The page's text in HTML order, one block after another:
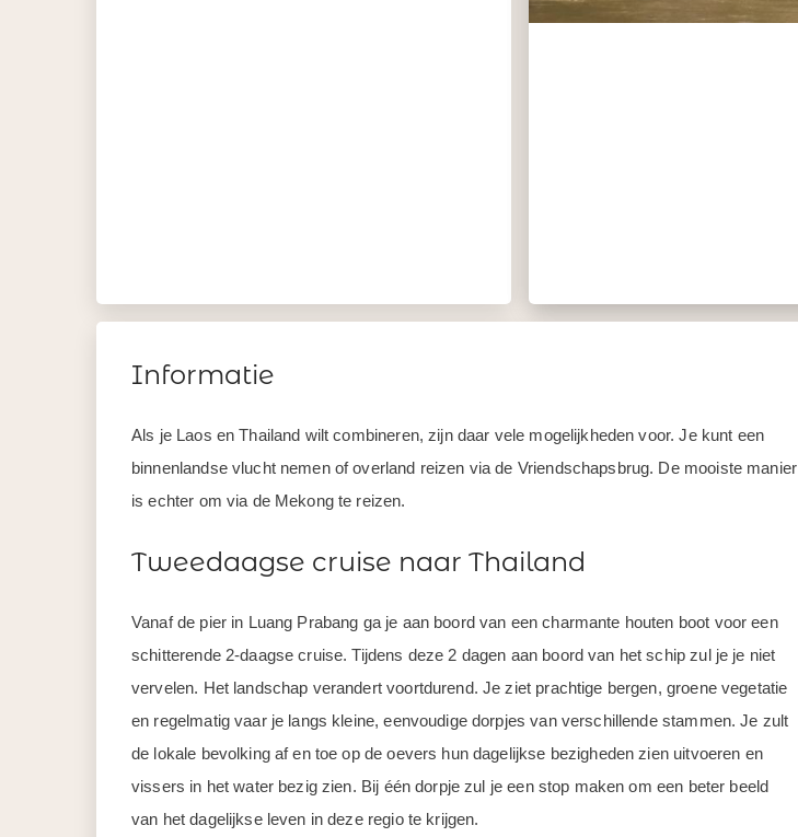
Informatie
Als je Laos en Thailand wilt combineren, zijn daar vele mogelijkheden voor. Je kunt een
binnenlandse vlucht nemen of overland reizen via de Vriendschapsbrug. De mooiste manier
is echter om via de Mekong te reizen.
Tweedaagse cruise naar Thailand
Vanaf de pier in Luang Prabang ga je aan boord van een charmante houten boot voor een
schitterende 2-daagse cruise. Tijdens deze 2 dagen aan boord van het schip zul je je niet
vervelen. Het landschap verandert voortdurend. Je ziet prachtige bergen, groene vegetatie
en regelmatig vaar je langs kleine, eenvoudige dorpjes van verschillende stammen. Je zult
de lokale bevolking af en toe op de oevers hun dagelijkse bezigheden zien uitvoeren en
vissers in het water bezig zien. Bij één dorpje zul je een stop maken om een beter beeld
van het dagelijkse leven in deze regio te krijgen.